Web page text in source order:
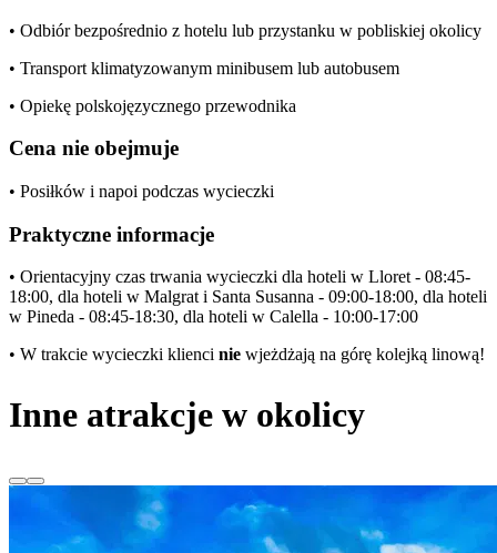
• Odbiór bezpośrednio z hotelu lub przystanku w pobliskiej okolicy
• Transport klimatyzowanym minibusem lub autobusem
• Opiekę polskojęzycznego przewodnika
Cena nie obejmuje
• Posiłków i napoi podczas wycieczki
Praktyczne informacje
• Orientacyjny czas trwania wycieczki dla hoteli w Lloret - 08:45-
18:00, dla hoteli w Malgrat i Santa Susanna - 09:00-18:00, dla hoteli
w Pineda - 08:45-18:30, dla hoteli w Calella - 10:00-17:00
• W trakcie wycieczki klienci nie wjeżdżają na górę kolejką linową!
Inne atrakcje w okolicy